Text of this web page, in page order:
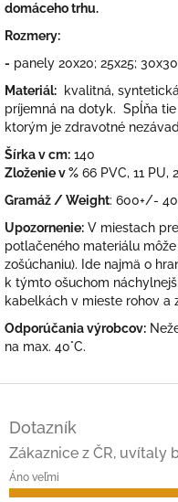
domáceho trhu.
Rozmery:
- panely 20x20; 25x25;
Materiál: kvalitná,
príjemná na dotyk. Spĺňa
ktorým je zdravotné
Šírka v cm: 140
Zloženie v % 66 PVC, 11 PU,
Gramáž / Weight: 600+/-
Upozornenie: V miestach
potlačeného materiálu
zošúchaniu). Ide najmä o
k týmto ošuchom
kabelkách v mieste rohov a
Odporúčania výrobcov:
na max. 40°C.
Dotazník
Zákaznice z ČR, uvítaly
Áno veľmi